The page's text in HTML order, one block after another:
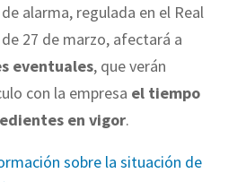
alarma, regulada en el Real
27 de marzo, afectará a
eventuales, que verán
con la empresa el tiempo
en vigor.
sobre la situación de